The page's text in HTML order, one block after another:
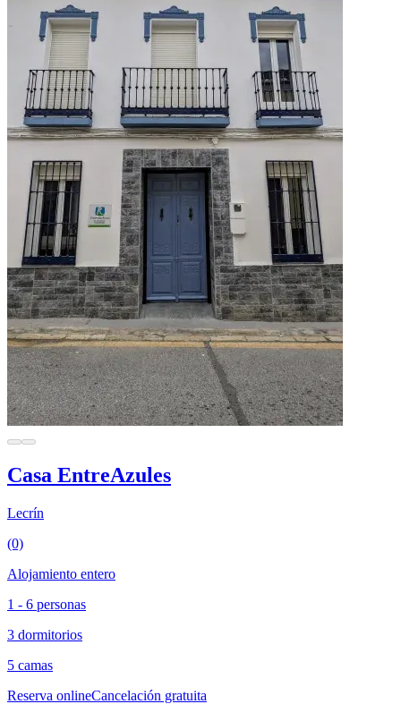
Casa EntreAzules
Lecrín
(0)
Alojamiento entero
1 - 6 personas
3 dormitorios
5 camas
Reserva onlineCancelación gratuita